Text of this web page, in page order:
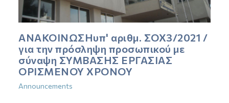
ΑΝΑΚΟΙΝΩΣΗυπ' αριθμ. ΣΟΧ3/2021 /
για την πρόσληψη προσωπικού με
σύναψη ΣΥΜΒΑΣΗΣ ΕΡΓΑΣΙΑΣ
ΟΡΙΣΜΕΝΟΥ ΧΡΟΝΟΥ
Announcements